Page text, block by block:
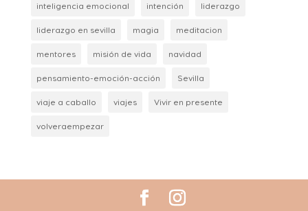
inteligencia emocional intención liderazgo
liderazgo en sevilla magia meditacion
mentores misión de vida navidad
pensamiento-emoción-acción Sevilla
viaje a caballo viajes Vivir en presente
volveraempezar